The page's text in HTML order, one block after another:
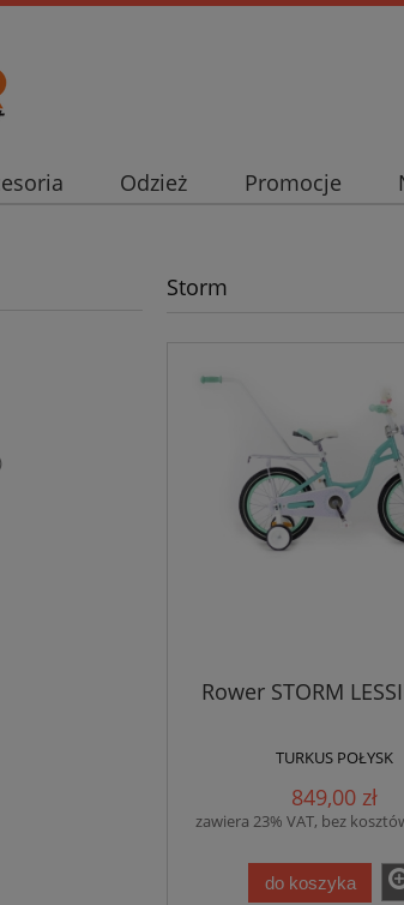
Odzież Promocje
Storm
Rower STORM
TURKUS POŁYSK
849,00 zł
zawiera 23% VAT, bez
do koszyka